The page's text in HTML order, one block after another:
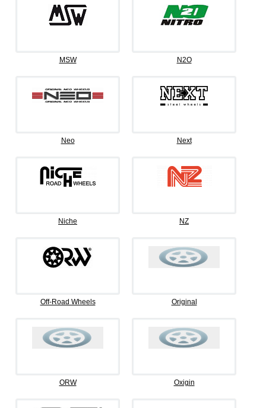
MSW N2O
Neo Next
Niche NZ
Off-Road Wheels Original
ORW Oxigin